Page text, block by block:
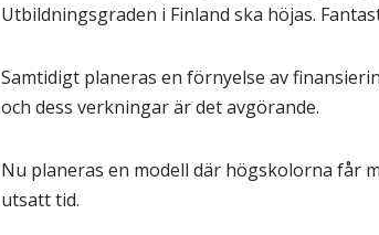
Utbildningsgraden i Finland ska höjas.
Samtidigt planeras en förnyelse av
och dess verkningar är det avgörande.
Nu planeras en modell där högskolorna får
utsatt tid.